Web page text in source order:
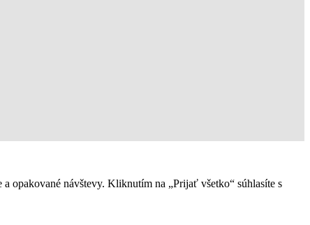
opakované návštevy. Kliknutím na „Prijať všetko“ súhlasíte s